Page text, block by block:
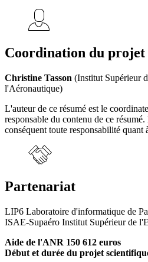
Coordination du projet
Christine Tasson (Institut Supérieur
l'Aéronautique)
L'auteur de ce résumé est le
responsable du contenu de ce
conséquent toute responsabilité quant
Partenariat
LIP6 Laboratoire d'informatique de
ISAE-Supaéro Institut Supérieur de
Aide de l'ANR 150 612 euros
Début et durée du projet